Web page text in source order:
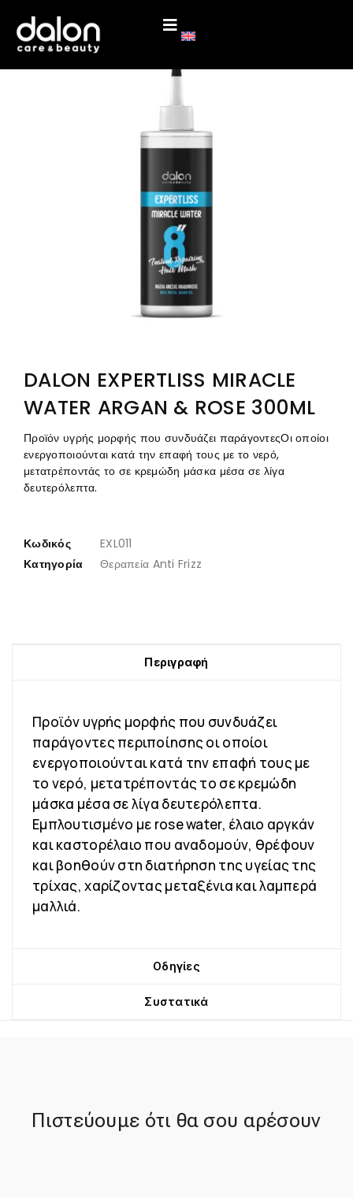
DALON EXPERTLISS MIRACLE
WATER ARGAN & ROSE 300ML
Προϊόν υγρής μορφής που συνδυάζει παράγοντεςΟι οποίοι
ενεργοποιούνται κατά την επαφή τους με το νερό,
μετατρέποντάς το σε κρεμώδη μάσκα μέσα σε λίγα
δευτερόλεπτα.
Κωδικός
EXL011
Κατηγορία
Θεραπεία Anti Frizz
Περιγραφή
Προϊόν υγρής μορφής που συνδυάζει
παράγοντες περιποίησης οι οποίοι
ενεργοποιούνται κατά την επαφή τους με
το νερό, μετατρέποντάς το σε κρεμώδη
μάσκα μέσα σε λίγα δευτερόλεπτα.
Εμπλουτισμένο με rose water, έλαιο αργκάν
και καστορέλαιο που αναδομούν, θρέφουν
και βοηθούν στη διατήρηση της υγείας της
τρίχας, χαρίζοντας μεταξένια και λαμπερά
μαλλιά.
Οδηγίες
Συστατικά
Πιστεύουμε ότι θα σου αρέσουν